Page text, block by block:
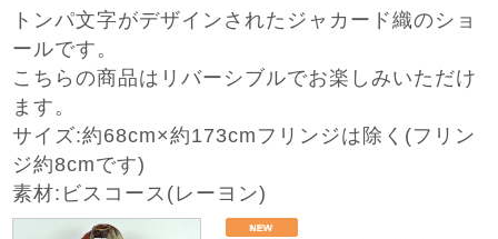
トンパ文字がデザインされたジャカード織のショ
ールです。
こちらの商品はリバーシブルでお楽しみいただけ
ます。
サイズ:約68cm×約173cmフリンジは除く(フリン
ジ約8cmです)
素材:ビスコース(レーヨン)